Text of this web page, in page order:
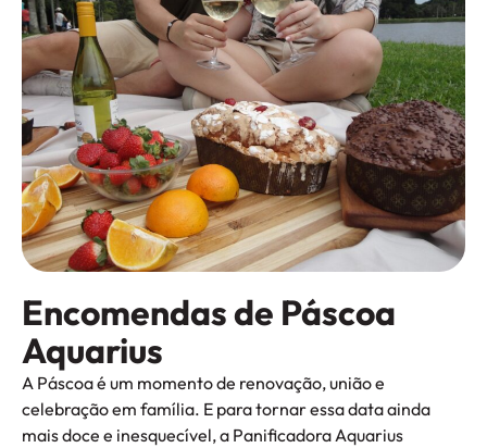
Encomendas de Páscoa
Aquarius
A Páscoa é um momento de renovação, união e
celebração em família. E para tornar essa data ainda
mais doce e inesquecível, a Panificadora Aquarius